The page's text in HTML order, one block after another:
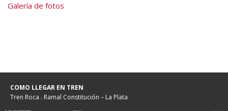
Galería de fotos
COMO LLEGAR EN TREN
Tren Roca . Ramal Constitución – La Plata